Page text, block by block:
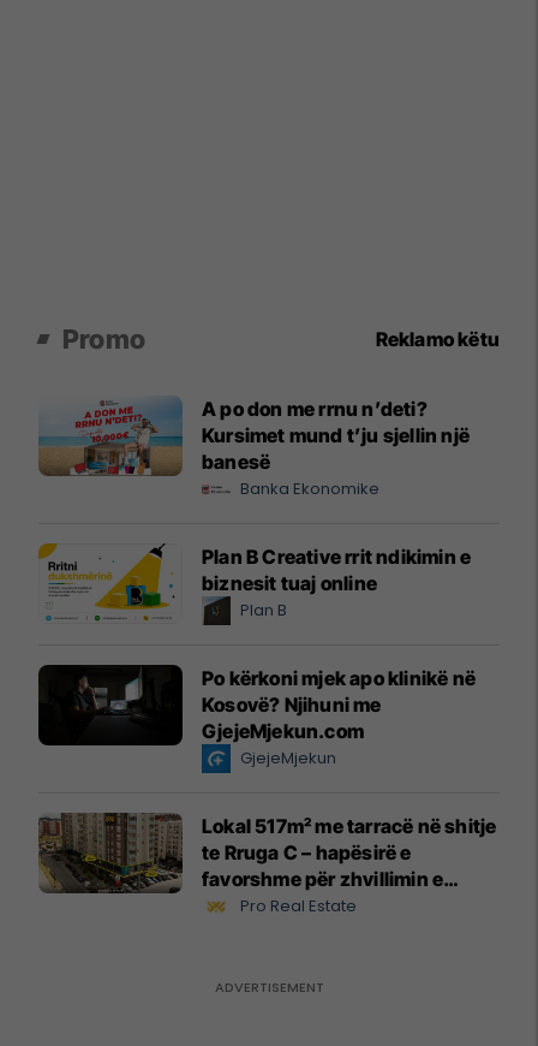
Promo Reklamo këtu
A po don me rrnu n’deti?
Kursimet mund t’ju sjellin një
banesë
Banka Ekonomike
Plan B Creative rrit ndikimin e
biznesit tuaj online
Plan B
Po kërkoni mjek apo klinikë në
Kosovë? Njihuni me
GjejeMjekun.com
GjejeMjekun
Lokal 517m² me tarracë në shitje
te Rruga C – hapësirë e
favorshme për zhvillimin e
biznesit #15796
Pro Real Estate